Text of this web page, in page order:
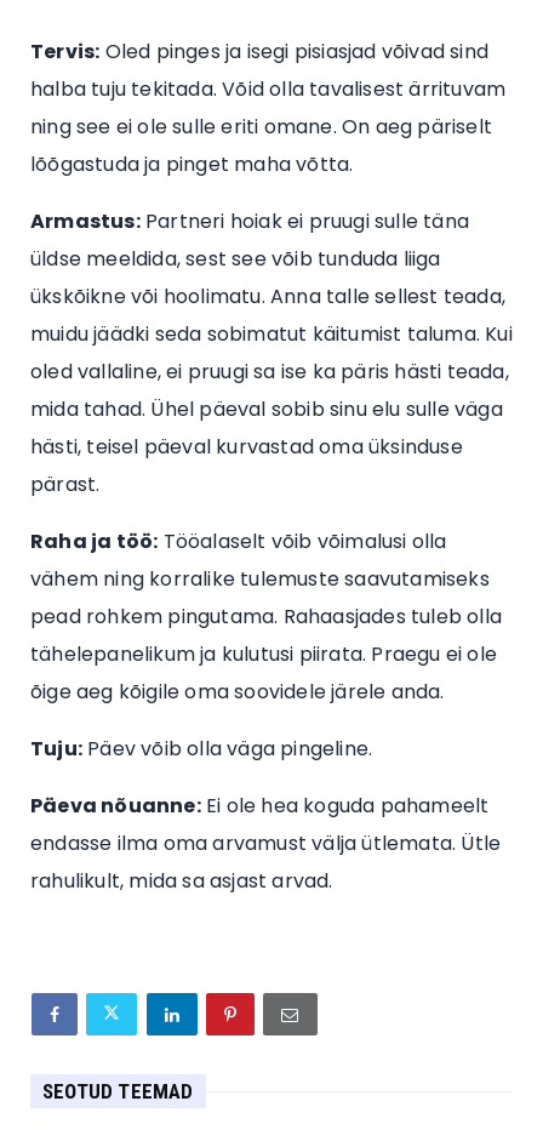
Tervis: Oled pinges ja isegi pisiasjad võivad sind
halba tuju tekitada. Võid olla tavalisest ärrituvam
ning see ei ole sulle eriti omane. On aeg päriselt
lõõgastuda ja pinget maha võtta.
Armastus:Partneri hoiak ei pruugi sulle täna
üldse meeldida, sest see võib tunduda liiga
ükskõikne või hoolimatu. Anna talle sellest teada,
muidu jäädki seda sobimatut käitumist taluma. Kui
oled vallaline, ei pruugi sa ise ka päris hästi teada,
mida tahad. Ühel päeval sobib sinu elu sulle väga
hästi, teisel päeval kurvastad oma üksinduse
pärast.
Raha ja töö: Tööalaselt võib võimalusi olla
vähem ning korralike tulemuste saavutamiseks
pead rohkem pingutama. Rahaasjades tuleb olla
tähelepanelikum ja kulutusi piirata. Praegu ei ole
õige aeg kõigile oma soovidele järele anda.
Tuju: Päev võib olla väga pingeline.
Päeva nõuanne:Ei ole hea koguda pahameelt
endasse ilma oma arvamust välja ütlemata. Ütle
rahulikult, mida sa asjast arvad.
SEOTUD TEEMAD